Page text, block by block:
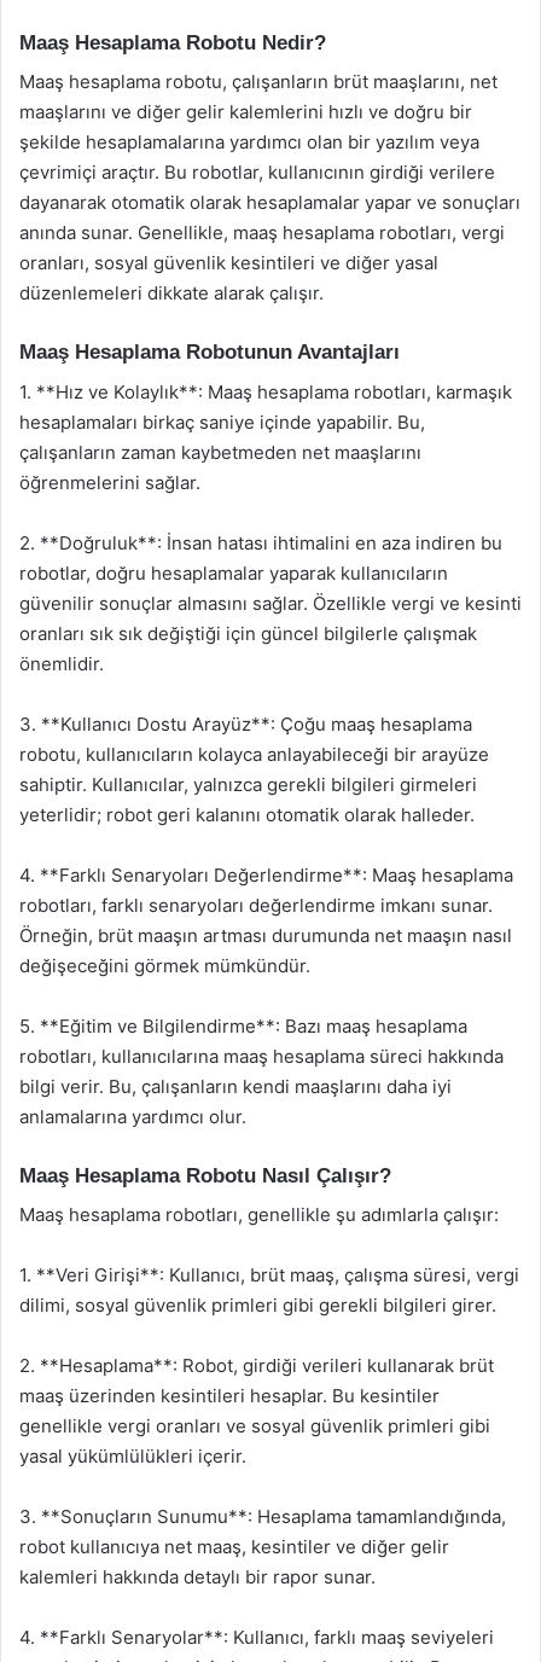
Maaş Hesaplama Robotu Nedir?
Maaş hesaplama robotu, çalışanların brüt maaşlarını, net
maaşlarını ve diğer gelir kalemlerini hızlı ve doğru bir
şekilde hesaplamalarına yardımcı olan bir yazılım veya
çevrimiçi araçtır. Bu robotlar, kullanıcının girdiği verilere
dayanarak otomatik olarak hesaplamalar yapar ve sonuçları
anında sunar. Genellikle, maaş hesaplama robotları, vergi
oranları, sosyal güvenlik kesintileri ve diğer yasal
düzenlemeleri dikkate alarak çalışır.
Maaş Hesaplama Robotunun Avantajları
1. **Hız ve Kolaylık**: Maaş hesaplama robotları, karmaşık
hesaplamaları birkaç saniye içinde yapabilir. Bu,
çalışanların zaman kaybetmeden net maaşlarını
öğrenmelerini sağlar.
2. **Doğruluk**: İnsan hatası ihtimalini en aza indiren bu
robotlar, doğru hesaplamalar yaparak kullanıcıların
güvenilir sonuçlar almasını sağlar. Özellikle vergi ve kesinti
oranları sık sık değiştiği için güncel bilgilerle çalışmak
önemlidir.
3. **Kullanıcı Dostu Arayüz**: Çoğu maaş hesaplama
robotu, kullanıcıların kolayca anlayabileceği bir arayüze
sahiptir. Kullanıcılar, yalnızca gerekli bilgileri girmeleri
yeterlidir; robot geri kalanını otomatik olarak halleder.
4. **Farklı Senaryoları Değerlendirme**: Maaş hesaplama
robotları, farklı senaryoları değerlendirme imkanı sunar.
Örneğin, brüt maaşın artması durumunda net maaşın nasıl
değişeceğini görmek mümkündür.
5. **Eğitim ve Bilgilendirme**: Bazı maaş hesaplama
robotları, kullanıcılarına maaş hesaplama süreci hakkında
bilgi verir. Bu, çalışanların kendi maaşlarını daha iyi
anlamalarına yardımcı olur.
Maaş Hesaplama Robotu Nasıl Çalışır?
Maaş hesaplama robotları, genellikle şu adımlarla çalışır:
1. **Veri Girişi**: Kullanıcı, brüt maaş, çalışma süresi, vergi
dilimi, sosyal güvenlik primleri gibi gerekli bilgileri girer.
2. **Hesaplama**: Robot, girdiği verileri kullanarak brüt
maaş üzerinden kesintileri hesaplar. Bu kesintiler
genellikle vergi oranları ve sosyal güvenlik primleri gibi
yasal yükümlülükleri içerir.
3. **Sonuçların Sunumu**: Hesaplama tamamlandığında,
robot kullanıcıya net maaş, kesintiler ve diğer gelir
kalemleri hakkında detaylı bir rapor sunar.
4. **Farklı Senaryolar**: Kullanıcı, farklı maaş seviyeleri